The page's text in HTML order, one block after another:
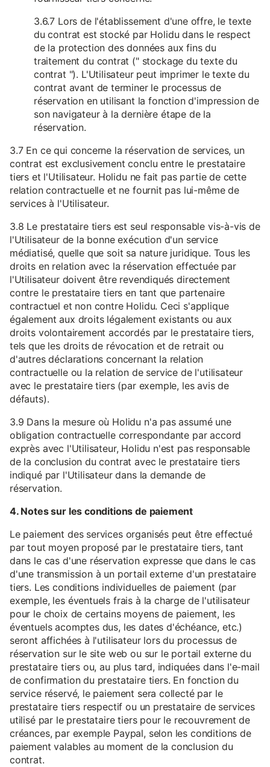
3.6.7 Lors de l'établissement d'une offre, le texte
du contrat est stocké par Holidu dans le respect
de la protection des données aux fins du
traitement du contrat (" stockage du texte du
contrat "). L'Utilisateur peut imprimer le texte du
contrat avant de terminer le processus de
réservation en utilisant la fonction d'impression de
son navigateur à la dernière étape de la
réservation.
3.7 En ce qui concerne la réservation de services, un
contrat est exclusivement conclu entre le prestataire
tiers et l'Utilisateur. Holidu ne fait pas partie de cette
relation contractuelle et ne fournit pas lui-même de
services à l'Utilisateur.
3.8 Le prestataire tiers est seul responsable vis-à-vis de
l'Utilisateur de la bonne exécution d'un service
médiatisé, quelle que soit sa nature juridique. Tous les
droits en relation avec la réservation effectuée par
l'Utilisateur doivent être revendiqués directement
contre le prestataire tiers en tant que partenaire
contractuel et non contre Holidu. Ceci s'applique
également aux droits légalement existants ou aux
droits volontairement accordés par le prestataire tiers,
tels que les droits de révocation et de retrait ou
d'autres déclarations concernant la relation
contractuelle ou la relation de service de l'utilisateur
avec le prestataire tiers (par exemple, les avis de
défauts).
3.9 Dans la mesure où Holidu n'a pas assumé une
obligation contractuelle correspondante par accord
exprès avec l'Utilisateur, Holidu n'est pas responsable
de la conclusion du contrat avec le prestataire tiers
indiqué par l'Utilisateur dans la demande de
réservation.
4. Notes sur les conditions de paiement
Le paiement des services organisés peut être effectué
par tout moyen proposé par le prestataire tiers, tant
dans le cas d'une réservation expresse que dans le cas
d'une transmission à un portail externe d'un prestataire
tiers. Les conditions individuelles de paiement (par
exemple, les éventuels frais à la charge de l'utilisateur
pour le choix de certains moyens de paiement, les
éventuels acomptes dus, les dates d'échéance, etc.)
seront affichées à l'utilisateur lors du processus de
réservation sur le site web ou sur le portail externe du
prestataire tiers ou, au plus tard, indiquées dans l'e-mail
de confirmation du prestataire tiers. En fonction du
service réservé, le paiement sera collecté par le
prestataire tiers respectif ou un prestataire de services
utilisé par le prestataire tiers pour le recouvrement de
créances, par exemple Paypal, selon les conditions de
paiement valables au moment de la conclusion du
contrat.